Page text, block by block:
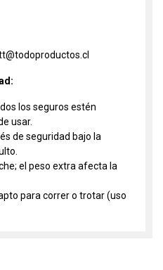
los seguros estén
usar.
de seguridad bajo la
el peso extra afecta la
para correr o trotar (uso